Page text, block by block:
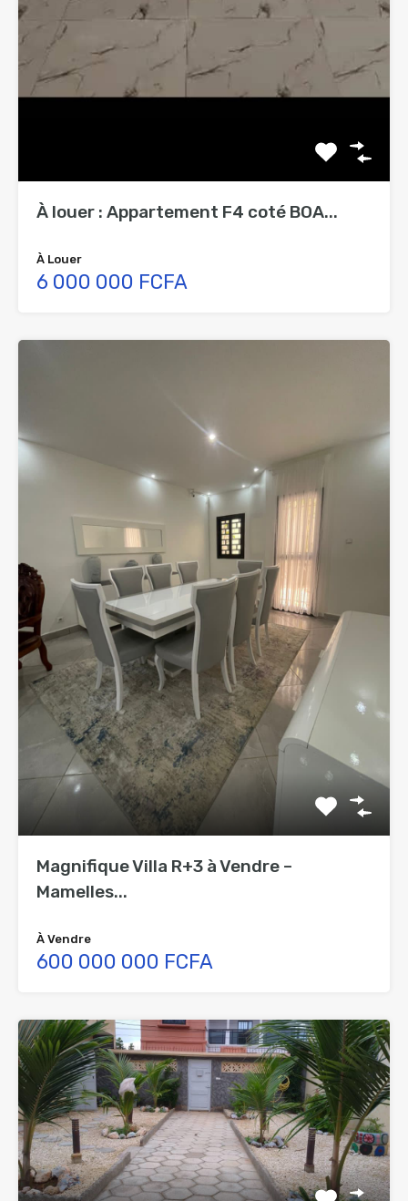
À louer : Appartement F4 coté BOA...
À Louer
6 000 000 FCFA
Magnifique Villa R+3 à Vendre –
Mamelles...
À Vendre
600 000 000 FCFA